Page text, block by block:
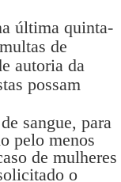
última quinta-
de
autoria da
possam
sangue, para
pelo menos
de mulheres
o